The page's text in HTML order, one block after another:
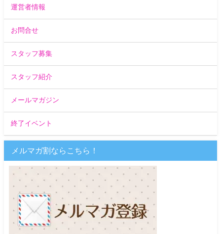
運営者情報
お問合せ
スタッフ募集
スタッフ紹介
メールマガジン
終了イベント
メルマガ割ならこちら！